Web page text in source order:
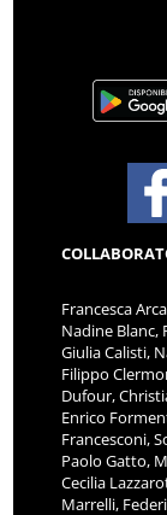
Francesca
Nadine Blanc,
Giulia Calisti,
Filippo
Dufour,
Enrico
Francesconi,
Paolo Gatto,
Cecilia
Marrelli,